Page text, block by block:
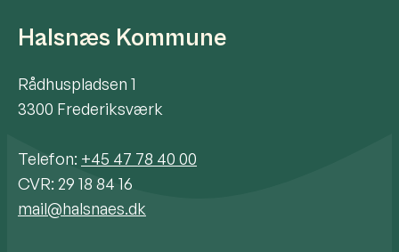
Halsnæs Kommune
Rådhuspladsen 1
3300 Frederiksværk
Telefon: +45 47 78 40 00
CVR: 29 18 84 16
mail@halsnaes.dk